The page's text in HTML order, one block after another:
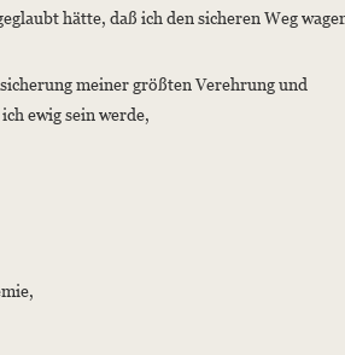
hätte, daß ich den sicheren Weg
meiner größten Verehrung und
ewig sein werde,